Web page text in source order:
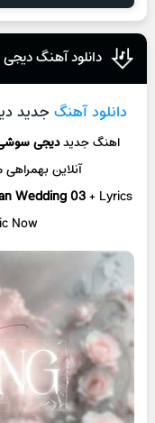
دانلود آهنگ
دانلود آهنگ جدید
اهنگ جدیددیجی
آنلاینبهمراهی
Wedding 03+ Lyrics
Now